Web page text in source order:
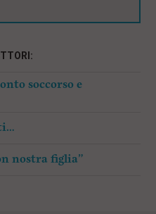
soccorso e
nostra figlia”